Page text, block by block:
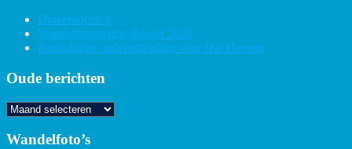
Drakentochten
Wandelvierdaagse Beesel 2026
Koninklijke onderscheiding voor Har Hensen
Oude berichten
Oude
Wandelfoto’s